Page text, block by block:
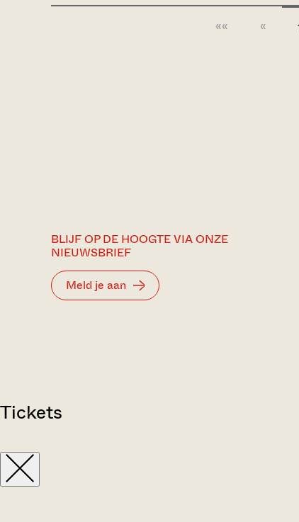
«« «
BLIJF OP DE HOOGTE VIA ONZE
NIEUWSBRIEF
Meld je aan
Tickets